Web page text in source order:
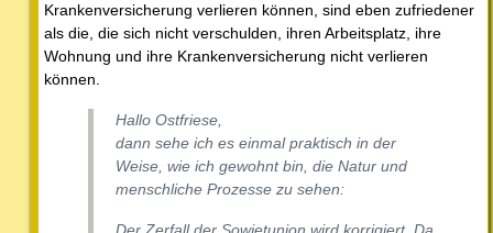
Krankenversicherung verlieren können, sind eben zufriedener
als die, die sich nicht verschulden, ihren Arbeitsplatz, ihre
Wohnung und ihre Krankenversicherung nicht verlieren
können.
Hallo Ostfriese,
dann sehe ich es einmal praktisch in der
Weise, wie ich gewohnt bin, die Natur und
menschliche Prozesse zu sehen: